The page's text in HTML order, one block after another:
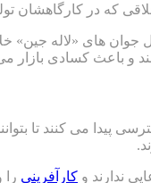
که در
های «لاله جین»
و باعث کسادی بازار
پیدا می کنند تا
ندارند و کارآفرینی